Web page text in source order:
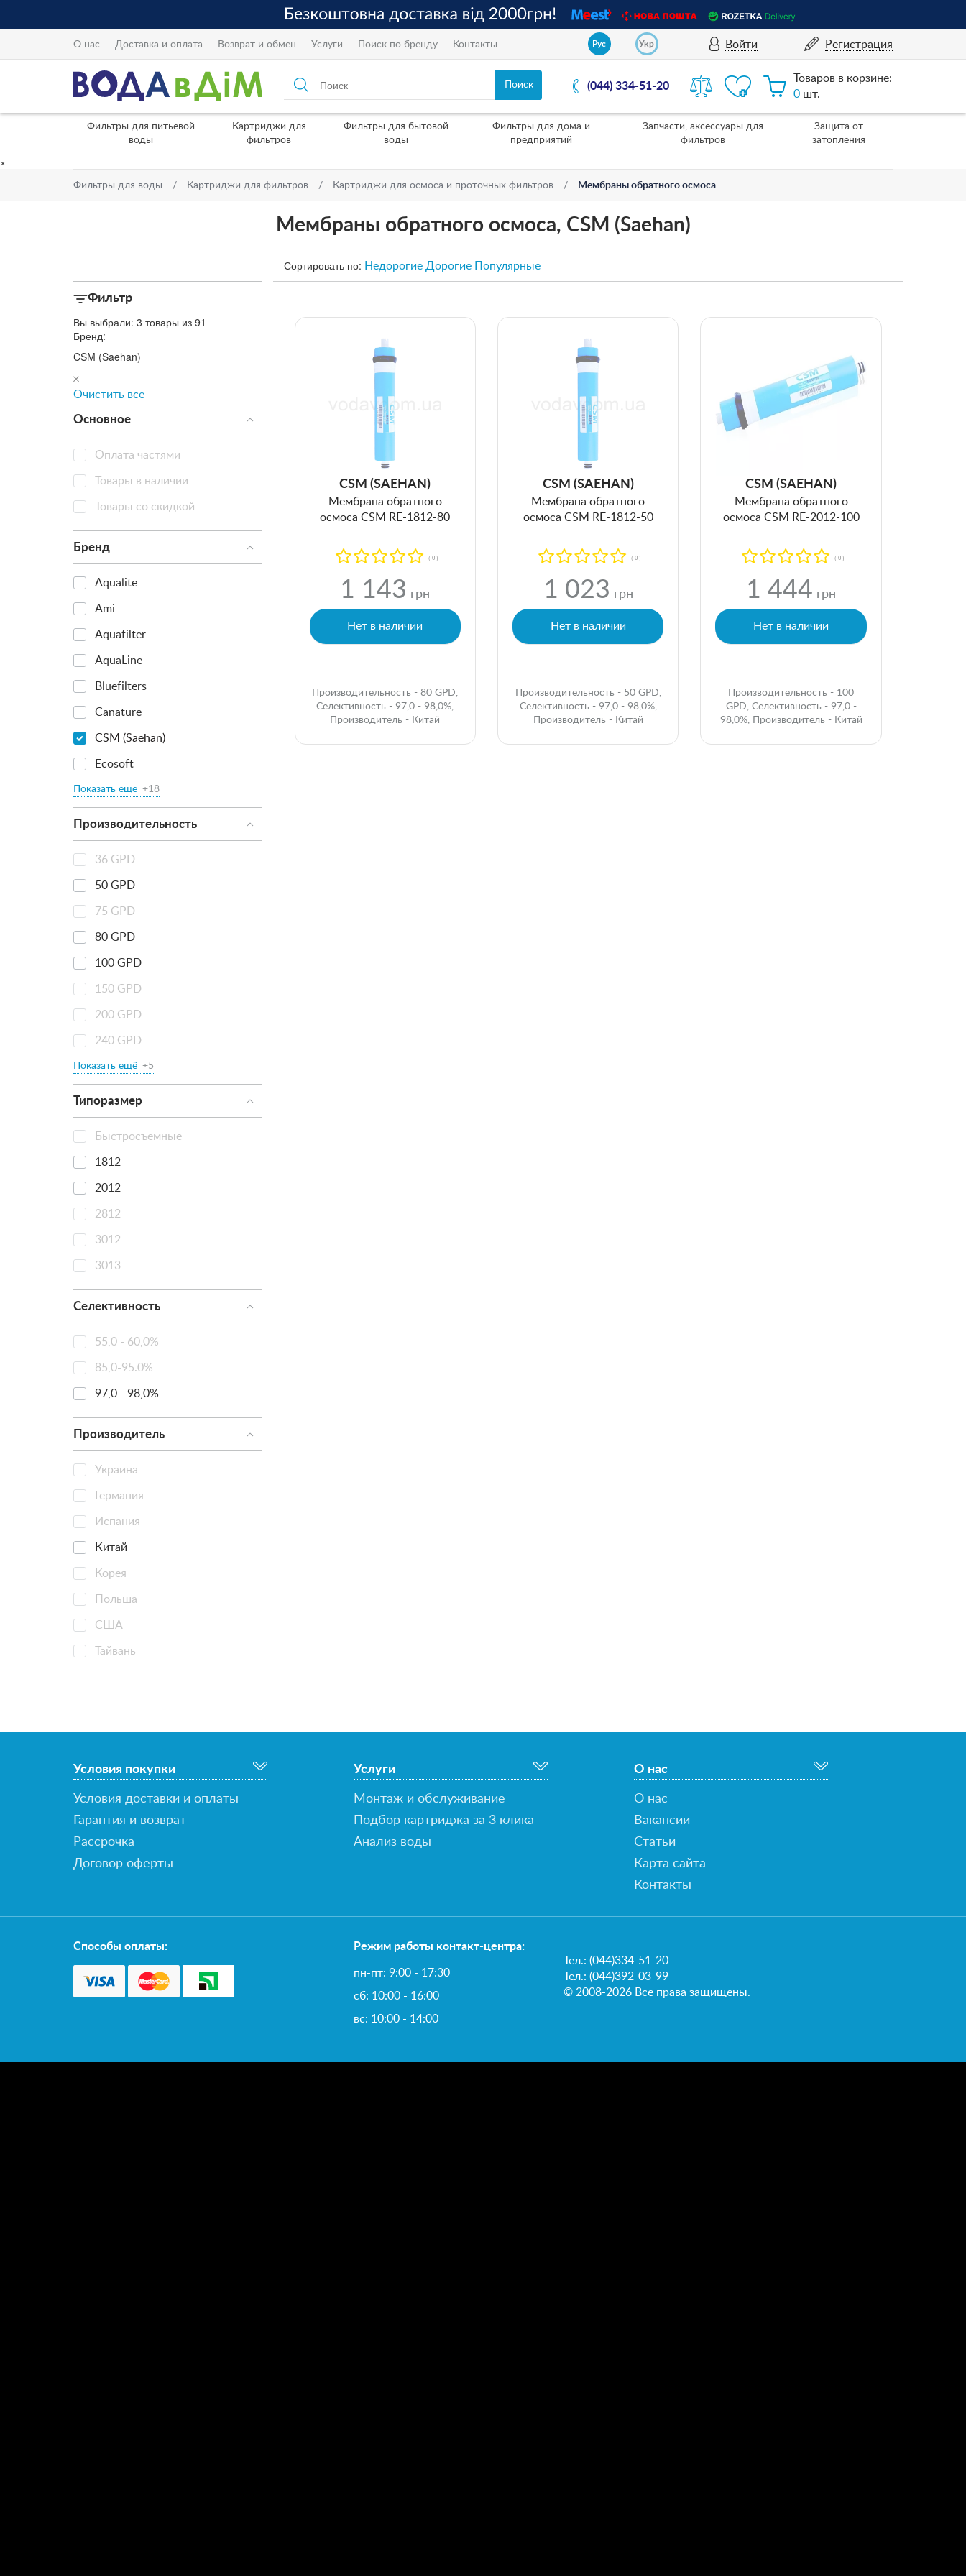
О нас Доставка и оплата Возврат и обмен Услуги Поиск по бренду Контакты Рус Укр Войти Регистрация
(044) 334-51-20
Товаров в корзине:
0 шт.
Фильтры для питьевой
воды
Картриджи для
фильтров
Фильтры для бытовой
воды
Фильтры для дома и
предприятий
Запчасти, аксессуары для
фильтров
Защита от
затопления
×
Фильтры для воды Картриджи для фильтров Картриджи для осмоса и проточных фильтров Мембраны обратного осмоса
Мембраны обратного осмоса, CSM (Saehan)
Фильтр
Вы выбрали: 3 товары из 91
Бренд:
CSM (Saehan)
Очистить все
Основное
Оплата частями
Товары в наличии
Товары со скидкой
Бренд
Aqualite
Ami
Aquafilter
AquaLine
Bluefilters
Canature
CSM (Saehan)
Ecosoft
Показать ещё +18
Производительность
36 GPD
50 GPD
75 GPD
80 GPD
100 GPD
150 GPD
200 GPD
240 GPD
Показать ещё +5
Типоразмер
Быстросъемные
1812
2012
2812
3012
3013
Селективность
55,0 - 60,0%
85,0-95.0%
97,0 - 98,0%
Производитель
Украина
Германия
Испания
Китай
Корея
Польша
США
Тайвань
Сортировать по: Недорогие Дорогие Популярные
CSM (SAEHAN)
Мембрана обратного
осмоса CSM RE-1812-80
( 0 )
1 143 грн
Нет в наличии
Производительность - 80 GPD,
Селективность - 97,0 - 98,0%,
Производитель - Китай
CSM (SAEHAN)
Мембрана обратного
осмоса CSM RE-1812-50
( 0 )
1 023 грн
Нет в наличии
Производительность - 50 GPD,
Селективность - 97,0 - 98,0%,
Производитель - Китай
CSM (SAEHAN)
Мембрана обратного
осмоса CSM RE-2012-100
( 0 )
1 444 грн
Нет в наличии
Производительность - 100
GPD, Селективность - 97,0 -
98,0%, Производитель - Китай
Условия покупки
Условия доставки и оплаты
Гарантия и возврат
Рассрочка
Договор оферты
Услуги
Монтаж и обслуживание
Подбор картриджа за 3 клика
Анализ воды
О нас
О нас
Вакансии
Статьи
Карта сайта
Контакты
Способы оплаты: Режим работы контакт-центра:
пн-пт: 9:00 - 17:30
сб: 10:00 - 16:00
вс: 10:00 - 14:00
Тел.:(044)334-51-20
Тел.: (044)392-03-99
© 2008-2026 Все права защищены.